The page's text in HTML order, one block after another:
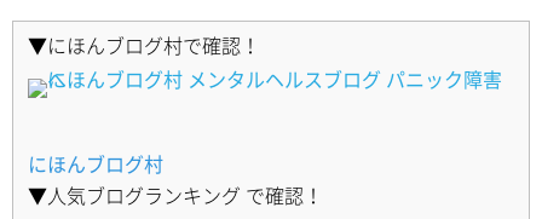
▼にほんブログ村で確認！
にほんブログ村
▼人気ブログランキング で確認！